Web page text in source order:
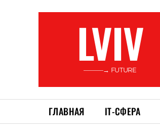
LVIV
———→ FUTURE
ГЛАВНАЯ ІТ-СФЕРА